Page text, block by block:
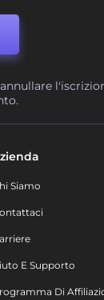
Siamo
E Supporto
Di